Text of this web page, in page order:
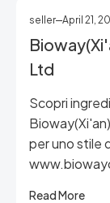
seller April 21,
Ltd
Scopri
per uno stile
Read More